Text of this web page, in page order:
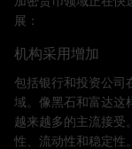
展：
机构采用增加
包括银行和投资公司
域。像黑石和富达这
越来越多的主流接受
性、流动性和稳定性。